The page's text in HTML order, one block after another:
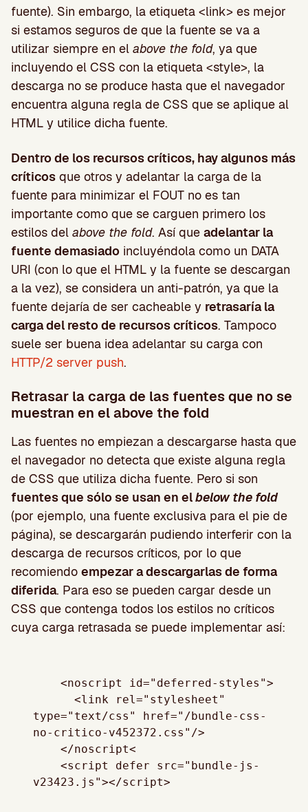
fuente). Sin embargo, la etiqueta <link> es mejor
si estamos seguros de que la fuente se va a
utilizar siempre en el above the fold, ya que
incluyendo el CSS con la etiqueta <style>, la
descarga no se produce hasta que el navegador
encuentra alguna regla de CSS que se aplique al
HTML y utilice dicha fuente.
Dentro de los recursos críticos, hay algunos más
críticos que otros y adelantar la carga de la
fuente para minimizar el FOUT no es tan
importante como que se carguen primero los
estilos del above the fold. Así que adelantar la
fuente demasiado incluyéndola como un DATA
URI (con lo que el HTML y la fuente se descargan
a la vez), se considera un anti-patrón, ya que la
fuente dejaría de ser cacheable y retrasaría la
carga del resto de recursos críticos. Tampoco
suele ser buena idea adelantar su carga con
HTTP/2 server push.
Retrasar la carga de las fuentes que no se
muestran en el above the fold
Las fuentes no empiezan a descargarse hasta que
el navegador no detecta que existe alguna regla
de CSS que utiliza dicha fuente. Pero si son
fuentes que sólo se usan en elbelow the fold
(por ejemplo, una fuente exclusiva para el pie de
página), se descargarán pudiendo interferir con la
descarga de recursos críticos, por lo que
recomiendo empezar a descargarlas de forma
diferida. Para eso se pueden cargar desde un
CSS que contenga todos los estilos no críticos
cuya carga retrasada se puede implementar así:
type="text/css" href="/bundle-css-
no-critico-v452372.css"/>